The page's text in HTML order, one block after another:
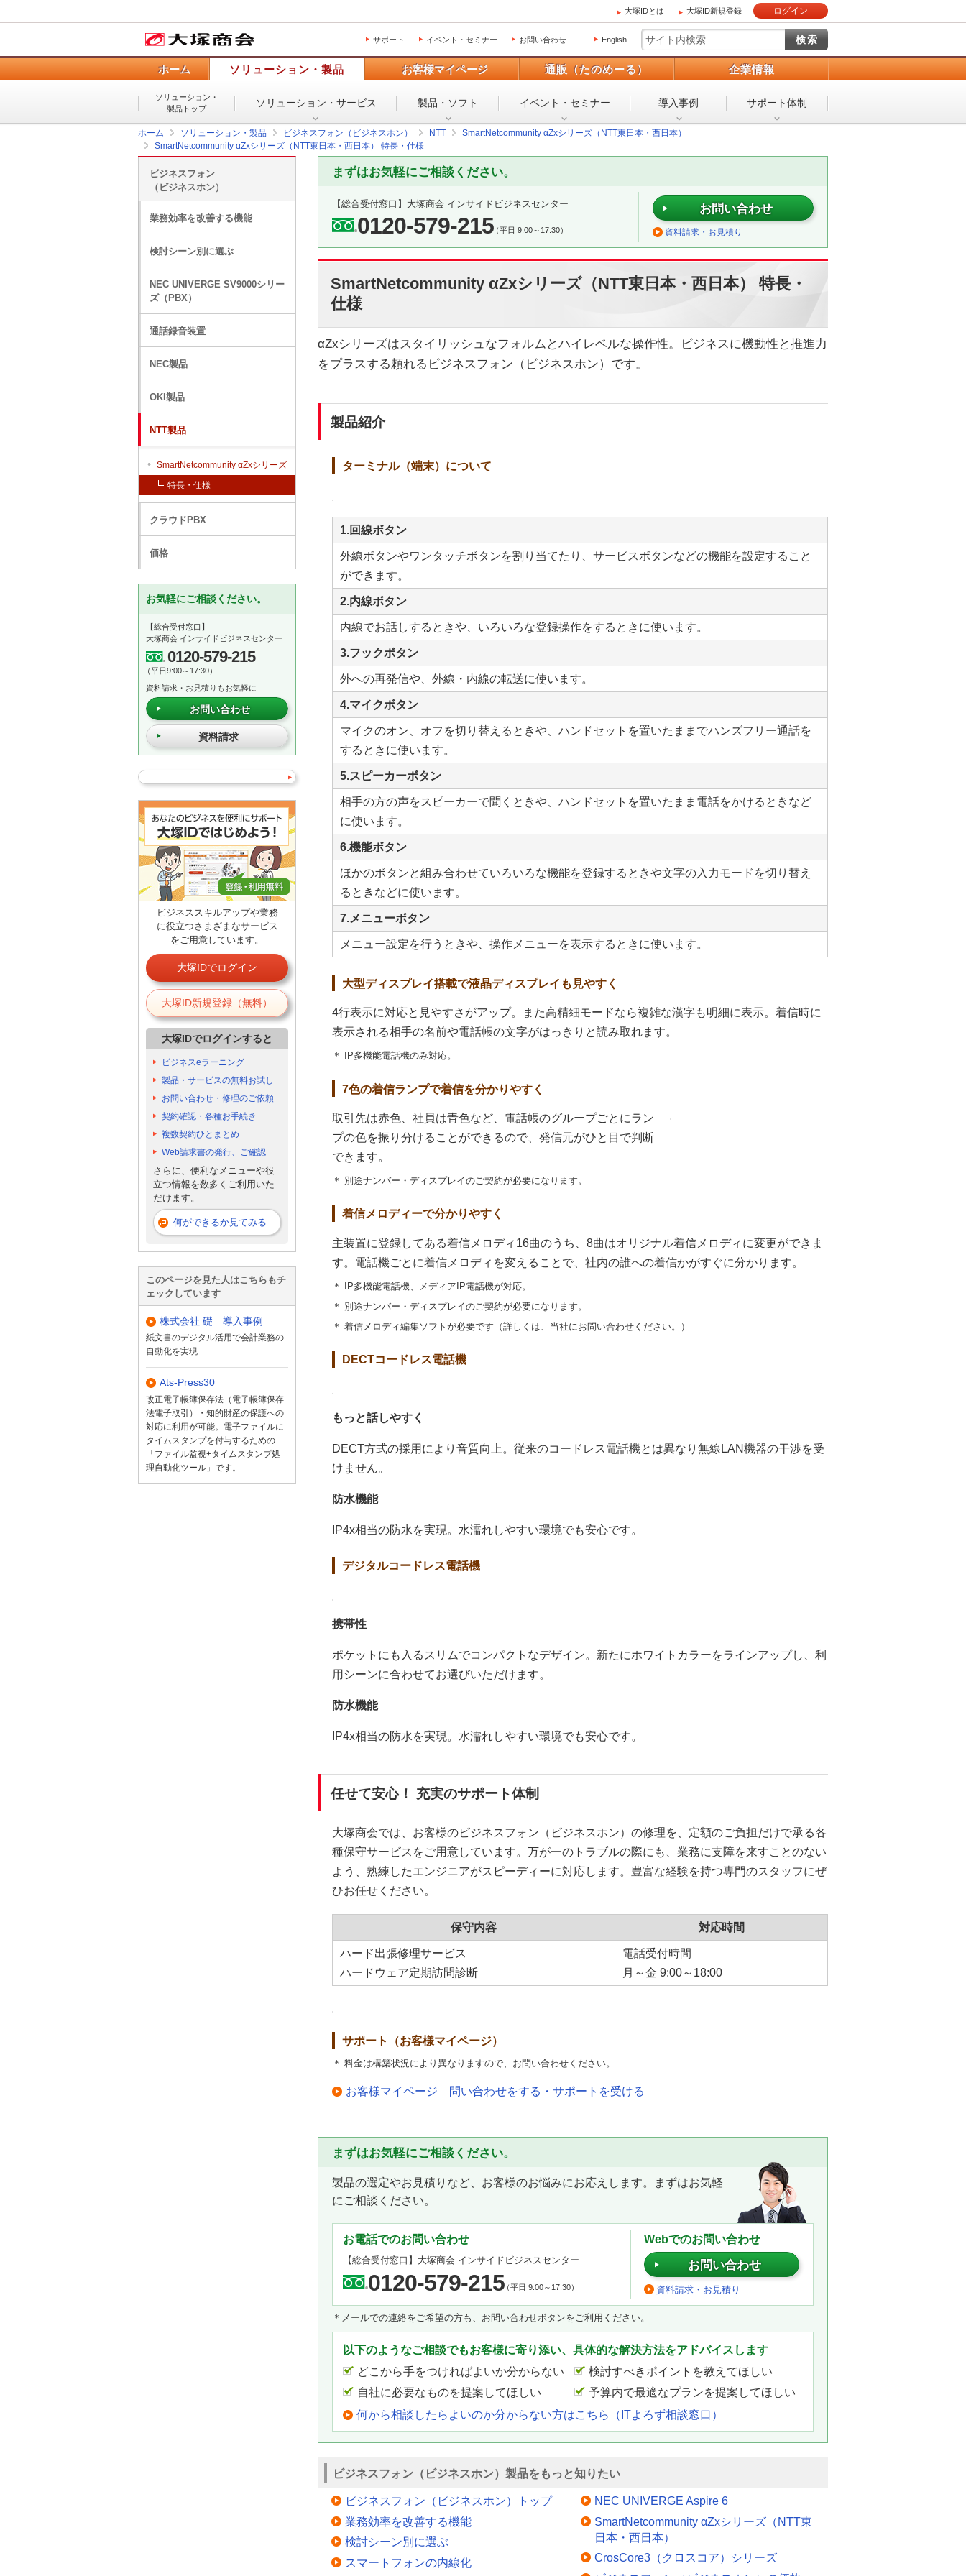
大塚IDとは 大塚ID新規登録 ログイン
サポート イベント・セミナー お問い合わせ English
ホーム ソリューション・製品 お客様マイページ 通販（たのめーる） 企業情報
ソリューション・
製品トップ
ソリューション・ サービス 製品・ソフト イベント・ セミナー 導入事例 サポート体制
ホーム ソリューション・製品 ビジネスフォン（ビジネスホン） NTT
SmartNetcommunity αZxシリーズ（NTT東日本・西日本）
SmartNetcommunity αZxシリーズ（NTT東日本・西日本） 特長・仕様
まずはお気軽にご相談ください。
【総合受付窓口】 大塚商会 インサイドビジネスセンター
0120-579-215（平日 9:00～17:30）
お問い合わせ
資料請求・お見積り
SmartNetcommunity αZxシリーズ（NTT東日本・西日本） 特長・
仕様
αZxシリーズはスタイリッシュなフォルムとハイレベルな操作性。ビジネスに機動性と推進力
をプラスする頼れるビジネスフォン（ビジネスホン）です。
製品紹介
ターミナル（端末）について
1.回線ボタン
外線ボタンやワンタッチボタンを割り当てたり、サービスボタンなどの機能を設定すること
ができます。
2.内線ボタン
内線でお話しするときや、いろいろな登録操作をするときに使います。
3.フックボタン
外への再発信や、外線・内線の転送に使います。
4.マイクボタン
マイクのオン、オフを切り替えるときや、ハンドセットを置いたままでハンズフリー通話を
するときに使います。
5.スピーカーボタン
相手の方の声をスピーカーで聞くときや、ハンドセットを置いたまま電話をかけるときなど
に使います。
6.機能ボタン
ほかのボタンと組み合わせていろいろな機能を登録するときや文字の入力モードを切り替え
るときなどに使います。
7.メニューボタン
メニュー設定を行うときや、操作メニューを表示するときに使います。
大型ディスプレイ搭載で液晶ディスプレイも見やすく
4行表示に対応と見やすさがアップ。また高精細モードなら複雑な漢字も明細に表示。着信時に
表示される相手の名前や電話帳の文字がはっきりと読み取れます。
＊ IP多機能電話機のみ対応。
7色の着信ランプで着信を分かりやすく
取引先は赤色、社員は青色など、電話帳のグループごとにラン
プの色を振り分けることができるので、発信元がひと目で判断
できます。
＊ 別途ナンバー・ディスプレイのご契約が必要になります。
着信メロディーで分かりやすく
主装置に登録してある着信メロディ16曲のうち、8曲はオリジナル着信メロディに変更ができま
す。電話機ごとに着信メロディを変えることで、社内の誰への着信かがすぐに分かります。
＊ IP多機能電話機、メディアIP電話機が対応。
＊ 別途ナンバー・ディスプレイのご契約が必要になります。
＊ 着信メロディ編集ソフトが必要です（詳しくは、当社にお問い合わせください。）
DECTコードレス電話機
もっと話しやすく
DECT方式の採用により音質向上。従来のコードレス電話機とは異なり無線LAN機器の干渉を受
けません。
防水機能
IP4x相当の防水を実現。水濡れしやすい環境でも安心です。
デジタルコードレス電話機
携帯性
ポケットにも入るスリムでコンパクトなデザイン。新たにホワイトカラーをラインアップし、利
用シーンに合わせてお選びいただけます。
防水機能
IP4x相当の防水を実現。水濡れしやすい環境でも安心です。
任せて安心！ 充実のサポート体制
大塚商会では、お客様のビジネスフォン（ビジネスホン）の修理を、定額のご負担だけで承る各
種保守サービスをご用意しています。万が一のトラブルの際にも、業務に支障を来すことのない
よう、熟練したエンジニアがスピーディーに対応します。豊富な経験を持つ専門のスタッフにぜ
ひお任せください。
保守内容 対応時間
ハード出張修理サービス
ハードウェア定期訪問診断
電話受付時間
月～金 9:00～18:00
サポート（お客様マイページ）
＊ 料金は構築状況により異なりますので、お問い合わせください。
お客様マイページ 問い合わせをする・サポートを受ける
まずはお気軽にご相談ください。
製品の選定やお見積りなど、お客様のお悩みにお応えします。まずはお気軽
にご相談ください。
お電話でのお問い合わせ
【総合受付窓口】 大塚商会 インサイドビジネスセンター
0120-579-215（平日 9:00～17:30）
Webでのお問い合わせ
お問い合わせ
資料請求・お見積り
＊メールでの連絡をご希望の方も、お問い合わせボタンをご利用ください。
以下のようなご相談でもお客様に寄り添い、具体的な解決方法をアドバイスします
どこから手をつければよいか分からない
検討すべきポイントを教えてほしい
自社に必要なものを提案してほしい
予算内で最適なプランを提案してほしい
何から相談したらよいのか分からない方はこちら（ITよろず相談窓口）
ビジネスフォン（ビジネスホン）製品をもっと知りたい
ビジネスフォン（ビジネスホン）トップ
業務効率を改善する機能
検討シーン別に選ぶ
スマートフォンの内線化
NEC UNIVERGE Aspire 6
SmartNetcommunity αZxシリーズ（NTT東
日本・西日本）
CrosCore3（クロスコア）シリーズ
ビジネスフォン
（ビジネスホン）
業務効率を改善する機能
検討シーン別に選ぶ
NEC UNIVERGE SV9000シリー
ズ（PBX）
通話録音装置
NEC製品
OKI製品
NTT製品
SmartNetcommunity αZxシリーズ
特長・仕様
クラウドPBX
価格
お気軽にご相談ください。
【総合受付窓口】
大塚商会 インサイドビジネスセンター
0120-579-215
（平日9:00～17:30）
資料請求・お見積りもお気軽に
お問い合わせ
資料請求
ビジネススキルアップや業務
に役立つさまざまなサービス
をご用意しています。
大塚IDでログイン
大塚ID新規登録（無料）
大塚IDでログインすると
ビジネスeラーニング
製品・サービスの無料お試し
お問い合わせ・修理のご依頼
契約確認・各種お手続き
複数契約ひとまとめ
Web請求書の発行、ご確認
さらに、便利なメニューや役
立つ情報を数多くご利用いた
だけます。
何ができるか見てみる
このページを見た人はこちらもチ
ェックしています
株式会社 礎 導入事例
紙文書のデジタル活用で会計業務の
自動化を実現
Ats-Press30
改正電子帳簿保存法（電子帳簿保存
法電子取引）・知的財産の保護への
対応に利用が可能。電子ファイルに
タイムスタンプを付与するための
「ファイル監視+タイムスタンプ処
理自動化ツール」です。